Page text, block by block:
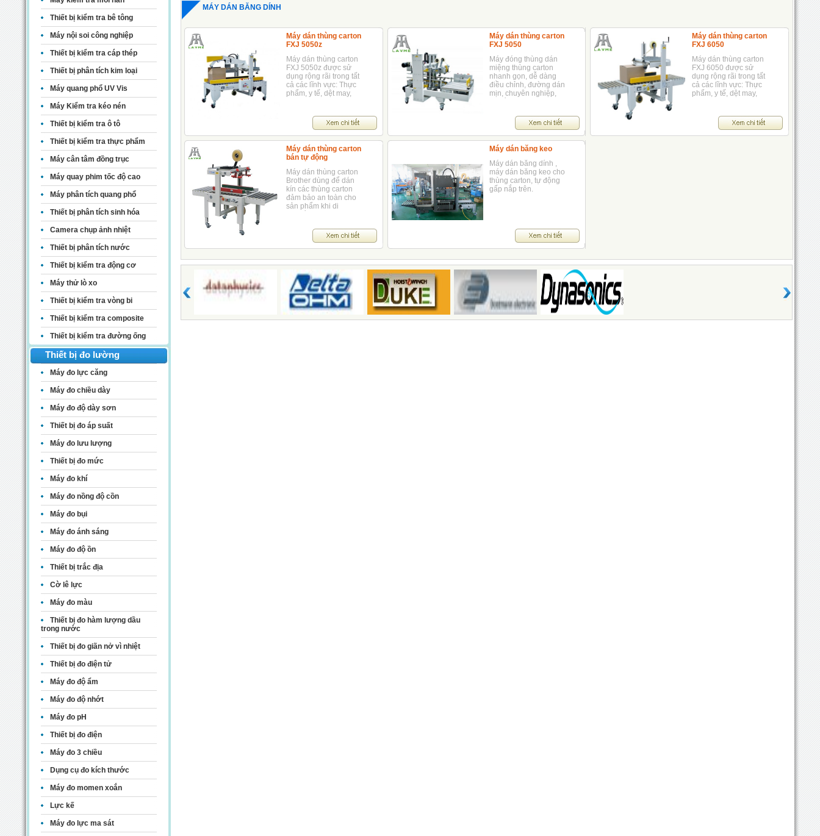
Thiết bị kiểm tra bê tông
Máy nội soi công nghiệp
Thiết bị kiểm tra cáp thép
Thiết bị phân tích kim loại
Máy quang phổ UV Vis
Máy Kiểm tra kéo nén
Thiết bị kiểm tra ô tô
Thiết bị kiểm tra thực phẩm
Máy cân tâm đồng trục
Máy quay phim tốc độ cao
Máy phân tích quang phổ
Thiết bị phân tích sinh hóa
Camera chụp ảnh nhiệt
Thiết bị phân tích nước
Thiết bị kiểm tra động cơ
Máy thử lò xo
Thiết bị kiểm tra vòng bi
Thiết bị kiểm tra composite
Thiết bị kiểm tra đường ống
Thiết bị đo lường
Máy đo lực căng
Máy đo chiều dày
Máy đo độ dày sơn
Thiết bị đo áp suất
Máy đo lưu lượng
Thiết bị đo mức
Máy đo khí
Máy đo nồng độ cồn
Máy đo bụi
Máy đo ánh sáng
Máy đo độ ồn
Thiết bị trắc địa
Cờ lê lực
Máy đo màu
Thiết bị đo hàm lượng dầu
trong nước
Thiết bị đo giãn nở vì nhiệt
Thiết bị đo điện tử
Máy đo độ ẩm
Máy đo độ nhớt
Máy đo pH
Thiết bị đo điện
Máy đo 3 chiều
Dụng cụ đo kích thước
Máy đo momen xoắn
Lực kế
Máy đo lực ma sát
MÁY DÁN BĂNG DÍNH
Máy dán thùng carton
FXJ 5050z
Máy dán thùng carton
FXJ 5050z được sử
dụng rộng rãi trong tất
cả các lĩnh vực: Thực
phẩm, y tế, dệt may,
Máy dán thùng carton
FXJ 5050
Máy đóng thùng dán
miệng thùng carton
nhanh gọn, dễ dàng
điều chỉnh, đường dán
mịn, chuyên nghiệp,
Máy dán thùng carton
FXJ 6050
Máy dán thùng carton
FXJ 6050 được sử
dụng rộng rãi trong tất
cả các lĩnh vực: Thực
phẩm, y tế, dệt may,
Máy dán thùng carton
bán tự động
Máy dán thùng carton
Brother dùng để dán
kín các thùng carton
đảm bảo an toàn cho
sản phẩm khi di
dán băng keo thùng
carton này đơn giản
Máy dán băng keo
Máy dán băng dính ,
máy dán băng keo cho
thùng carton, tự động
gấp nắp trên.